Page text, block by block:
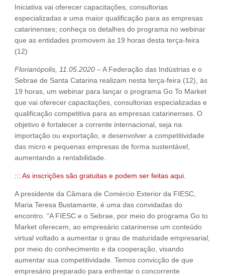
Iniciativa vai oferecer capacitações, consultorias
especializadas e uma maior qualificação para as empresas
catarinenses; conheça os detalhes do programa no webinar
que as entidades promovem às 19 horas desta terça-feira
(12)
Florianópolis, 11.05.2020 –A Federação das Indústrias e o
Sebrae de Santa Catarina realizam nesta terça-feira (12), às
19 horas, um webinar para lançar o programa Go To Market
que vai oferecer capacitações, consultorias especializadas e
qualificação competitiva para as empresas catarinenses. O
objetivo é fortalecer a corrente internacional, seja na
importação ou exportação, e desenvolver a competitividade
das micro e pequenas empresas de forma sustentável,
aumentando a rentabilidade.
::: As inscrições são gratuitas e podem ser feitas aqui.
A presidente da Câmara de Comércio Exterior da FIESC,
Maria Teresa Bustamante, é uma das convidadas do
encontro. “A FIESC e o Sebrae, por meio do programa Go to
Market oferecem, ao empresário catarinense um conteúdo
virtual voltado a aumentar o grau de maturidade empresarial,
por meio do conhecimento e da cooperação, visando
aumentar sua competitividade. Temos convicção de que
empresário preparado para enfrentar o concorrente